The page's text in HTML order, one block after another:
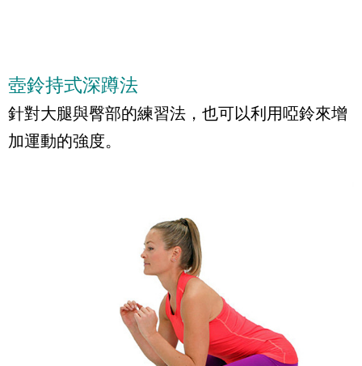
壺鈴持式深蹲法
針對大腿與臀部的練習法，也可以利用啞鈴來增
加運動的強度。